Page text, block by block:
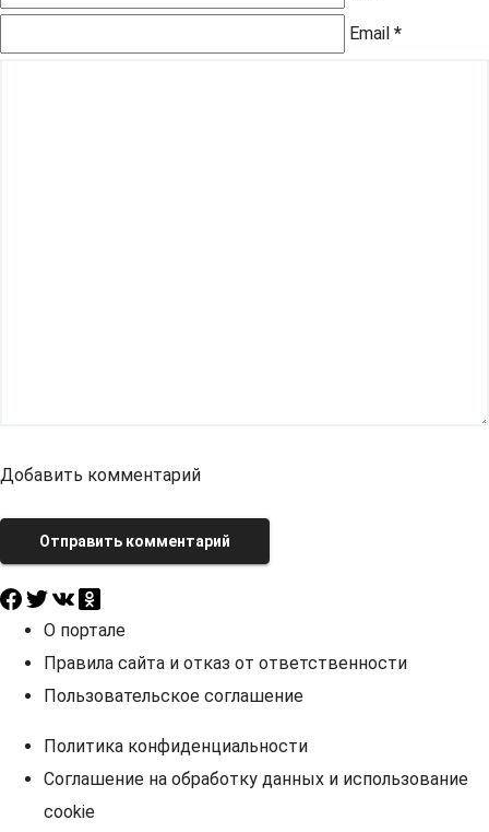
Email *
Добавить комментарий
Отправить комментарий
О портале
Правила сайта и отказ от ответственности
Пользовательское соглашение
Политика конфиденциальности
Соглашение на обработку данных и использование
cookie